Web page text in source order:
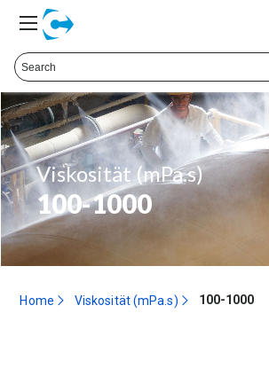
Viskosität (mPa.s)
100-1000
Home Viskosität (mPa.s) 100-1000